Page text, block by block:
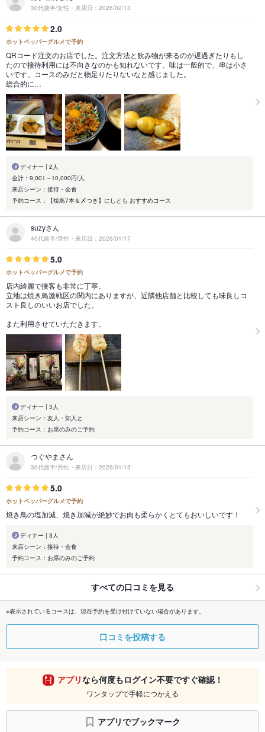
30代後半/女性・来店日：2026/02/13
2.0
ホットペッパーグルメで予約
QRコード注文のお店でした。注文方法と飲み物が来るのが遅過ぎたりもし
たので接待利用には不向きなのかも知れないです。味は一般的で、串は小さ
いです。コースのみだと物足りたりないなと感じました。
総合的に…
ディナー | 2人
会計：9,001～10,000円/人
来店シーン：接待・会食
予約コース：【焼鳥7本＆〆つき】にしとも おすすめコース
suzyさん
40代前半/男性・来店日：2026/01/17
5.0
ホットペッパーグルメで予約
店内綺麗で接客も非常に丁寧。
立地は焼き鳥激戦区の関内にありますが、近隣他店舗と比較しても味良しコ
スト良しのいいお店でした。
また利用させていただきます。
ディナー | 3人
来店シーン：友人・知人と
予約コース：お席のみのご予約
つぐやまさん
30代後半/男性・来店日：2026/01/13
5.0
ホットペッパーグルメで予約
焼き鳥の塩加減、焼き加減が絶妙でお肉も柔らかくとてもおいしいです！
ディナー | 3人
来店シーン：接待・会食
予約コース：お席のみのご予約
すべての口コミを見る
※表示されているコースは、現在予約を受け付けていない場合があります。
口コミを投稿する
アプリなら何度もログイン不要ですぐ確認！
ワンタップで手軽につかえる
アプリでブックマーク